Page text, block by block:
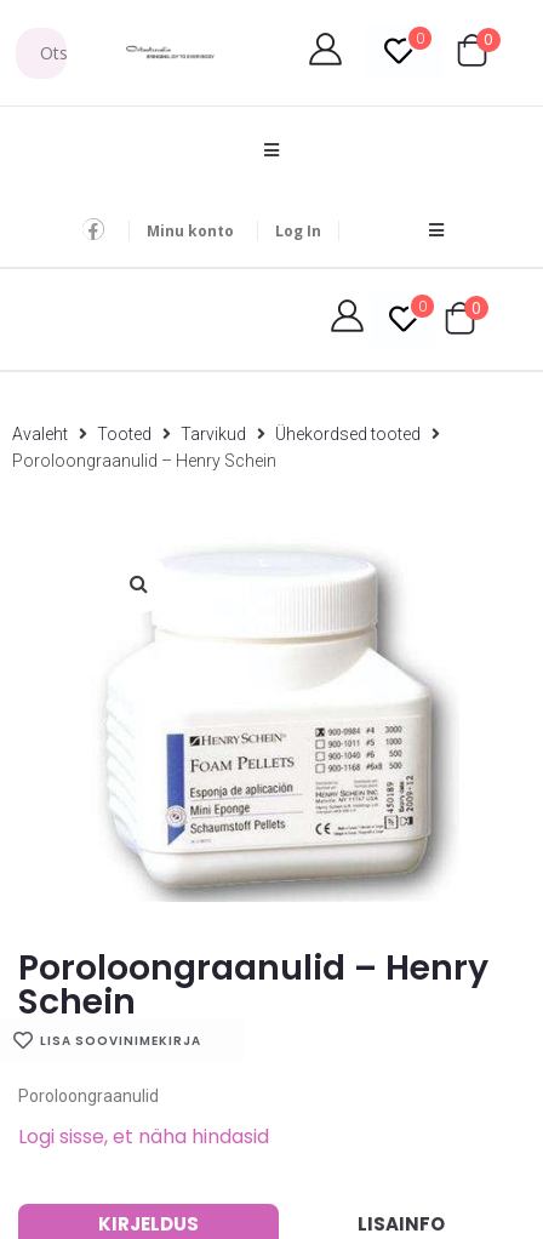
0 0
Minu konto Log In
0 0
Avaleht Tooted Tarvikud
Ühekordsed tooted
Poroloongraanulid – Henry Schein
Poroloongraanulid – Henry
Schein
LISA SOOVINIMEKIRJA
Poroloongraanulid
Logi sisse, et näha hindasid
KIRJELDUS LISAINFO